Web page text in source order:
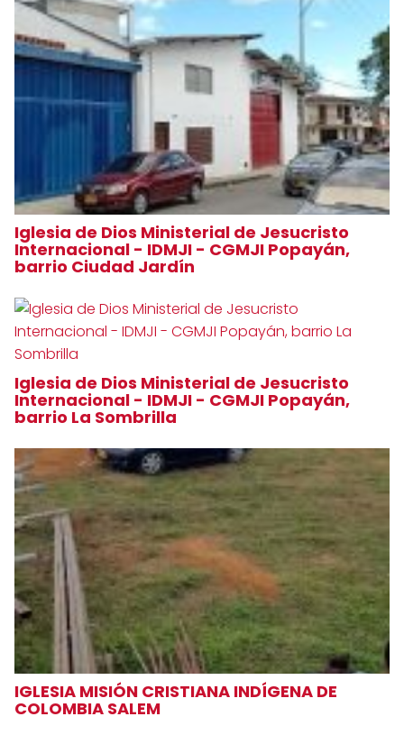
Iglesia de Dios Ministerial de Jesucristo
Internacional - IDMJI - CGMJI Popayán,
barrio Ciudad Jardín
Iglesia de Dios Ministerial de Jesucristo
Internacional - IDMJI - CGMJI Popayán,
barrio La Sombrilla
IGLESIA MISIÓN CRISTIANA INDÍGENA DE
COLOMBIA SALEM